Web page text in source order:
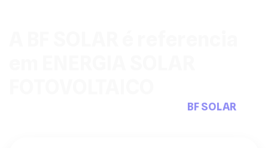
BF SOLAR